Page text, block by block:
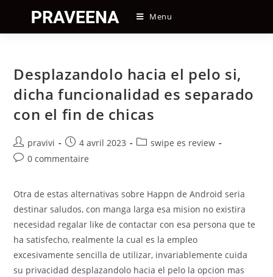
content
Menu
Desplazandolo hacia el pelo si,
dicha funcionalidad es separado
con el fin de chicas
Auteur/autrice
de
pravivi
Post
published:
4 avril 2023
Postswipe es review
Post0 commentaire
Otra de estas alternativas sobre Happn de Android seri­a
destinar saludos, con manga larga esa mision no existira
necesidad regalar like de contactar con esa persona que te
ha satisfecho, realmente la cual es la empleo
excesivamente sencilla de utilizar, invariablemente cuida
su privacidad desplazandolo hacia el pelo la opcion mas